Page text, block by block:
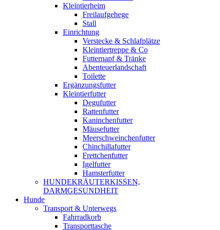
Kleintierheim
Freilaufgehege
Stall
Einrichtung
Verstecke & Schlafplätze
Kleintiertreppe & Co
Futternapf & Tränke
Abenteuerlandschaft
Toilette
Ergänzungsfutter
Kleintierfutter
Degufutter
Rattenfutter
Kaninchenfutter
Mäusefutter
Meerschweinchenfutter
Chinchillafutter
Frettchenfutter
Igelfutter
Hamsterfutter
HUNDEKRÄUTERKISSEN,
DARMGESUNDHEIT
Hunde
Transport & Unterwegs
Fahrradkorb
Transporttasche